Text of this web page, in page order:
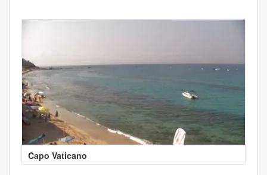
Capo Vaticano